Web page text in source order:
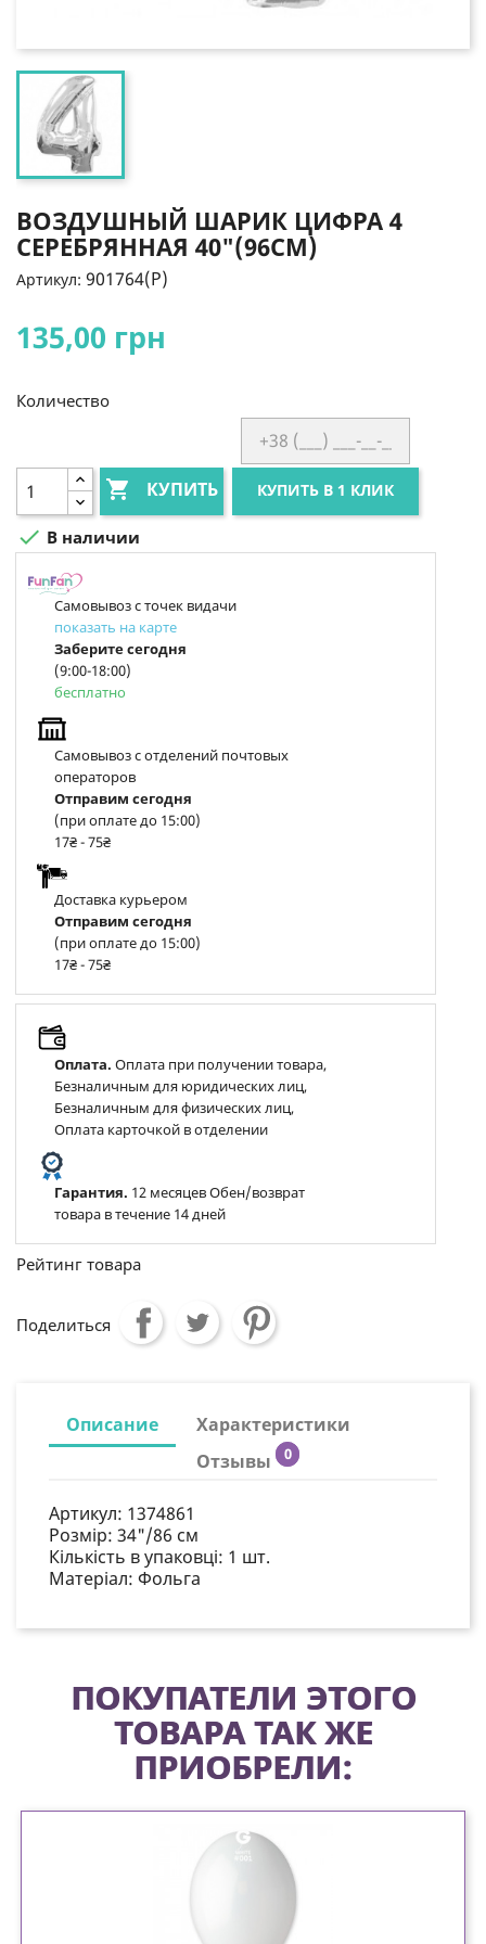
ВОЗДУШНЫЙ ШАРИК ЦИФРА 4
СЕРЕБРЯННАЯ 40"(96СМ)
Артикул: 901764(P)
135,00 грн
Количество
 КУПИТЬ КУПИТЬ В 1 КЛИК
 В наличии
Самовывоз с точек видачи
показать на карте
Заберите сегодня
(9:00-18:00)
бесплатно
Самовывоз с отделений почтовых
операторов
Отправим сегодня
(при оплате до 15:00)
17₴ - 75₴
Доставка курьером
Отправим сегодня
(при оплате до 15:00)
17₴ - 75₴
Оплата. Оплата при получении товара,
Безналичным для юридических лиц,
Безналичным для физических лиц,
Оплата карточкой в отделении
Гарантия. 12 месяцев Обен/возврат
товара в течение 14 дней
Рейтинг товара
Поделиться
Описание
Характеристики
Отзывы
0
Артикул: 1374861
Розмір: 34"/86 см
Кількість в упаковці: 1 шт.
Матеріал: Фольга
ПОКУПАТЕЛИ ЭТОГО
ТОВАРА ТАК ЖЕ
ПРИОБРЕЛИ: